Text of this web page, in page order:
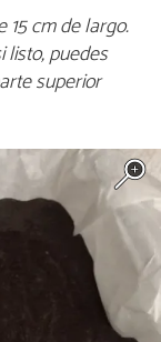
cm de largo.
listo, puedes
superior